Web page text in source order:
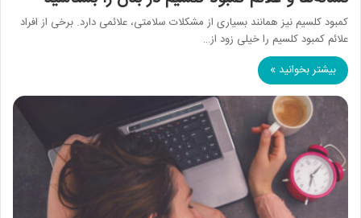
کمبود کلسیم نیز همانند بسیاری از مشکلات سلامتی، علائمی دارد. برخی از افراد
علائم کمبود کلسیم را خیلی زود از…
بیشتر بخوانید »